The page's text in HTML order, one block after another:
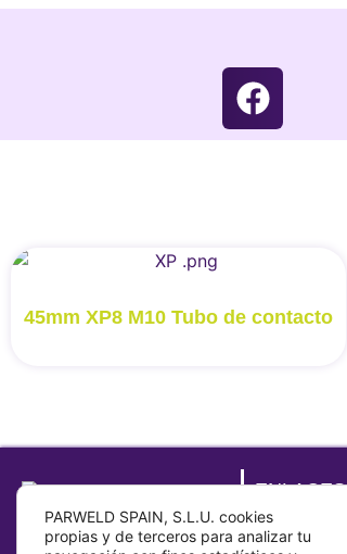
45mm XP8 M10 Tubo de contacto
ENLACES
Sobre
PARWELD SPAIN, S.L.U. cookies
propias y de terceros para analizar tu